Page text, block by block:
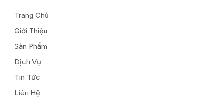
Trang Chủ
Giới Thiệu
Sản Phẩm
Dịch Vụ
Tin Tức
Liên Hệ